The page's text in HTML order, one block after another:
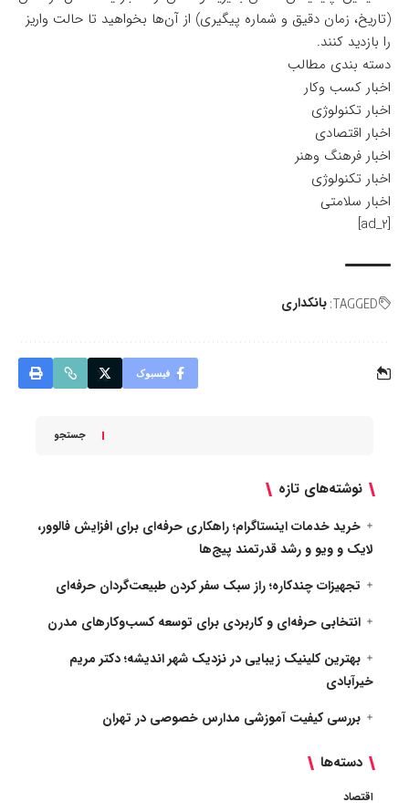
(تاریخ، زمان دقیق و شماره پیگیری) از آن‌ها بخواهید تا حالت واریز
را بازدید کنند.
دسته بندی مطالب
اخبار کسب وکار
اخبار تکنولوژی
اخبار اقتصادی
اخبار فرهنگ وهنر
اخبار تکنولوژی
اخبار سلامتی
[ad_2]
TAGGED: بانکداری
فیسبوک
جستجو
نوشته‌های تازه
خرید خدمات اینستاگرام؛ راهکاری حرفه‌ای برای افزایش فالوور،
لایک و ویو و رشد قدرتمند پیج‌ها
تجهیزات چندکاره؛ راز سبک سفر کردن طبیعت‌گردان حرفه‌ای
انتخابی حرفه‌ای و کاربردی برای توسعه کسب‌وکارهای مدرن
بهترین کلینیک زیبایی در نزدیک شهر اندیشه؛ دکتر مریم
خیرآبادی
بررسی کیفیت آموزشی مدارس خصوصی در تهران
دسته‌ها
اقتصاد